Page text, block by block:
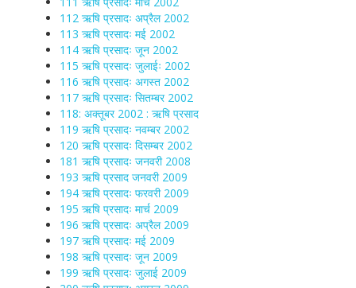
112 ऋषि प्रसादः अप्रैल 2002
113 ऋषि प्रसादः मई 2002
114 ऋषि प्रसादः जून 2002
115 ऋषि प्रसादः जुलाईः 2002
116 ऋषि प्रसादः अगस्त 2002
117 ऋषि प्रसादः सितम्बर 2002
118: अक्तूबर 2002 : ऋषि प्रसाद
119 ऋषि प्रसादः नवम्बर 2002
120 ऋषि प्रसादः दिसम्बर 2002
181 ऋषि प्रसादः जनवरी 2008
193 ऋषि प्रसाद जनवरी 2009
194 ऋषि प्रसादः फरवरी 2009
195 ऋषि प्रसादः मार्च 2009
196 ऋषि प्रसादः अप्रैल 2009
197 ऋषि प्रसादः मई 2009
198 ऋषि प्रसादः जून 2009
199 ऋषि प्रसादः जुलाई 2009